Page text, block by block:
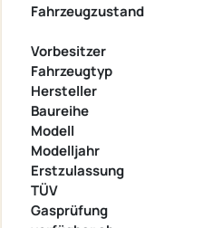
Fahrzeugzustand
Vorbesitzer
Fahrzeugtyp
Hersteller
Baureihe
Modell
Modelljahr
Erstzulassung
TÜV
Gasprüfung